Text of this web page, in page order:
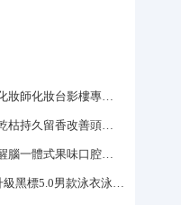
現代婚紗彩妝美容院工作室化妝師化妝台影樓專業化妝師專用梳妝台
護髮精油女防毛躁柔順修復乾枯持久留香改善頭髮毛躁柔順劑神器
天目山電子霧化器薄荷提神醒腦一體式果味口腔噴霧吸入式戒煙神器
Speedo/速比濤 汪順同款新升級黑標5.0男款泳衣泳褲溫泉游泳套裝